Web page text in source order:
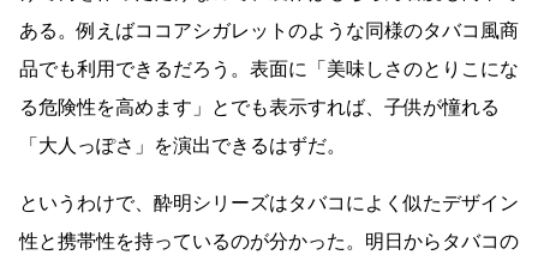
ある。例えばココアシガレットのような同様のタバコ風商
品でも利用できるだろう。表面に「美味しさのとりこにな
る危険性を高めます」とでも表示すれば、子供が憧れる
「大人っぽさ」を演出できるはずだ。
というわけで、酔明シリーズはタバコによく似たデザイン
性と携帯性を持っているのが分かった。明日からタバコの